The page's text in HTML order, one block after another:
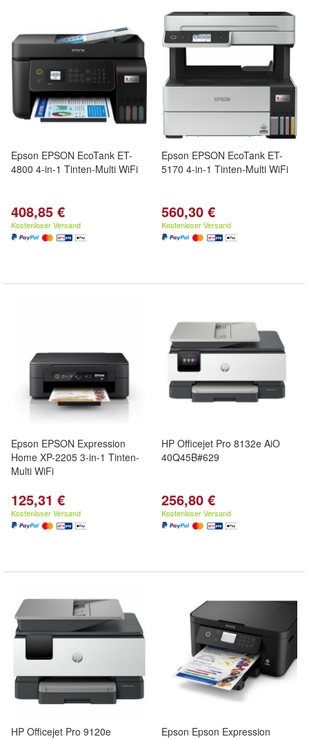
Epson EPSON EcoTank ET-
4800 4-in-1 Tinten-Multi WiFi
408,85 €
Kostenloser Versand
Epson EPSON EcoTank ET-
5170 4-in-1 Tinten-Multi WiFi
560,30 €
Kostenloser Versand
Epson EPSON Expression
Home XP-2205 3-in-1 Tinten-
Multi WiFi
125,31 €
Kostenloser Versand
HP Officejet Pro 8132e AiO
40Q45B#629
256,80 €
Kostenloser Versand
HP Officejet Pro 9120e
Epson Epson Expression